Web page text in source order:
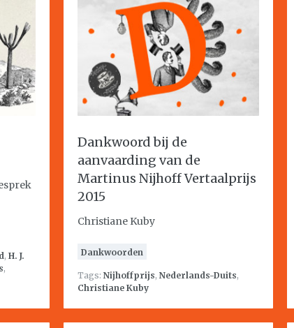
, H. J.
,
Dankwoord bij de
aanvaarding van de
Martinus Nijhoff Vertaalprijs
2015
Christiane Kuby
Dankwoorden
Tags: Nijhoffprijs, Nederlands-Duits,
Christiane Kuby